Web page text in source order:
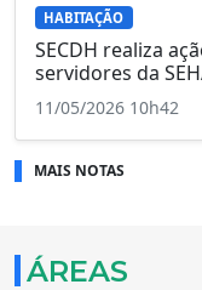
HABITAÇÃO
SECDH realiza
servidores da
11/05/2026 10h42
MAIS NOTAS
ÁREAS